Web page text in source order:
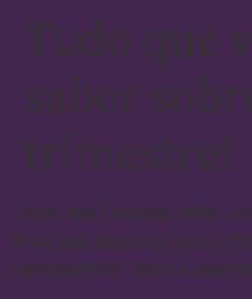
Tudo que
saber
trimestre!
“Sono das Crianças: Mito,
tema que explora o sono
perspectivas. Vamos